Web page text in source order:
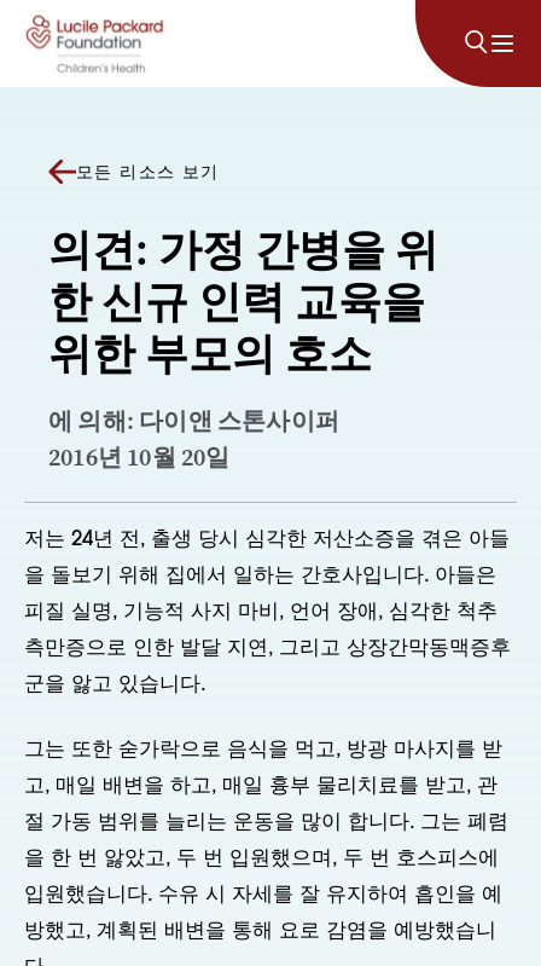
콘텐츠로 건너뛰기
모든 리소스 보기
의견: 가정 간병을 위
한 신규 인력 교육을
위한 부모의 호소
에 의해: 다이앤 스톤사이퍼
2016년 10월 20일
저는 24년 전, 출생 당시 심각한 저산소증을 겪은 아들
을 돌보기 위해 집에서 일하는 간호사입니다. 아들은
피질 실명, 기능적 사지 마비, 언어 장애, 심각한 척추
측만증으로 인한 발달 지연, 그리고 상장간막동맥증후
군을 앓고 있습니다.
그는 또한 숟가락으로 음식을 먹고, 방광 마사지를 받
고, 매일 배변을 하고, 매일 흉부 물리치료를 받고, 관
절 가동 범위를 늘리는 운동을 많이 합니다. 그는 폐렴
을 한 번 앓았고, 두 번 입원했으며, 두 번 호스피스에
입원했습니다. 수유 시 자세를 잘 유지하여 흡인을 예
방했고, 계획된 배변을 통해 요로 감염을 예방했습니